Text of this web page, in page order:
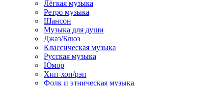
Лёгкая музыка
Ретро музыка
Шансон
Музыка для души
Джаз/Блюз
Классическая музыка
Русская музыка
Юмор
Хип-хоп/рэп
Фолк и этническая музыка